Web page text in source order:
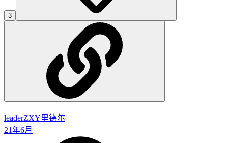
3
leaderZXY里德尔
21年6月